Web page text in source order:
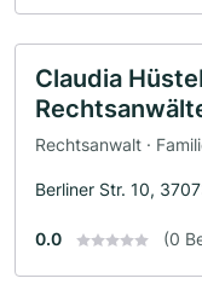
Claudia
Rechtsanwalt ·
Berliner Str. 10,
0.0 (0